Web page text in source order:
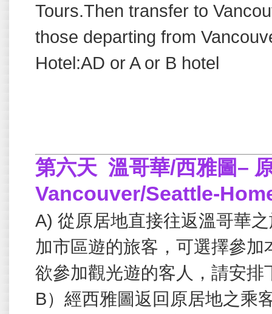
Tours.Then transfer to
those departing from
Hotel:AD or A or B hotel
第六天 溫哥華/西雅圖–
Vancouver/Seattle-
A) 從原居地直接往返溫哥華
加市區遊的旅客，可選擇參
欲參加觀光遊的客人，請安
B）經西雅圖返回原居地之乘